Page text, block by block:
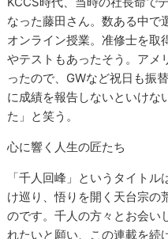
なった藤田さん。数ある中で
オンライン授業。准修士を取
やテストもあったそう。アメ
ったので、GWなど祝日も振
に成績を報告しないといけな
た」と笑う。
心に響く人生の匠たち
「千人回峰」というタイト
け巡り、悟りを開く天台宗の
のです。千人の方々とお会い
れたいと願い、この連載を続